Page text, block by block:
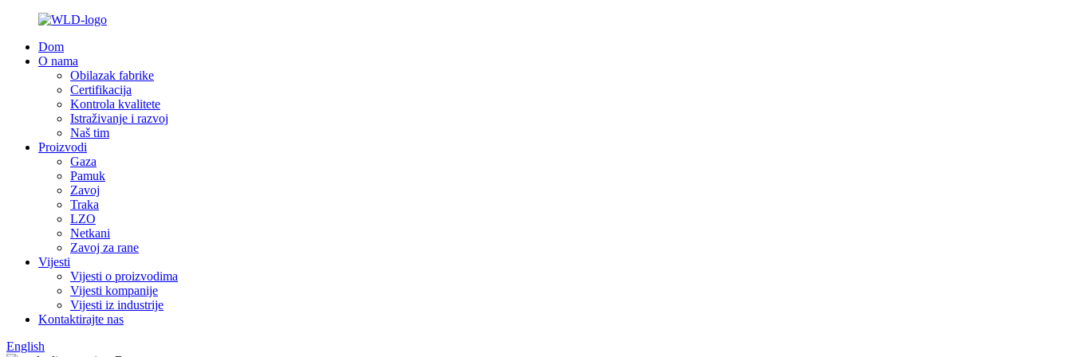
Dom
O nama
Obilazak fabrike
Certifikacija
Kontrola kvalitete
Istraživanje i razvoj
Naš tim
Proizvodi
Gaza
Pamuk
Zavoj
Traka
LZO
Netkani
Zavoj za rane
Vijesti
Vijesti o proizvodima
Vijesti kompanije
Vijesti iz industrije
Kontaktirajte nas
English